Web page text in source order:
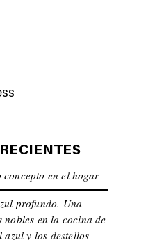
en el hogar
profundo. Una
nobles en la cocina de
y los destellos